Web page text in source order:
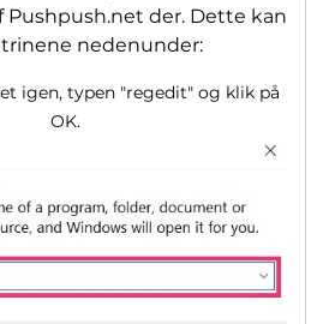
Pushpush.net der. Dette kan
nedenunder:
igen, typen "regedit" og klik på
OK.